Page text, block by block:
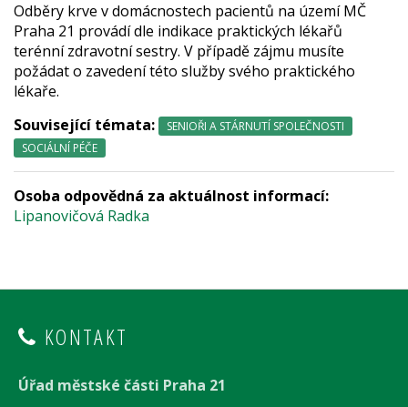
Odběry krve v domácnostech pacientů na území MČ
Praha 21 provádí dle indikace praktických lékařů
terénní zdravotní sestry. V případě zájmu musíte
požádat o zavedení této služby svého praktického
lékaře.
Související témata:
SENIOŘI A STÁRNUTÍ SPOLEČNOSTI
SOCIÁLNÍ PÉČE
Osoba odpovědná za aktuálnost informací:
Lipanovičová Radka
KONTAKT
Úřad městské části Praha 21